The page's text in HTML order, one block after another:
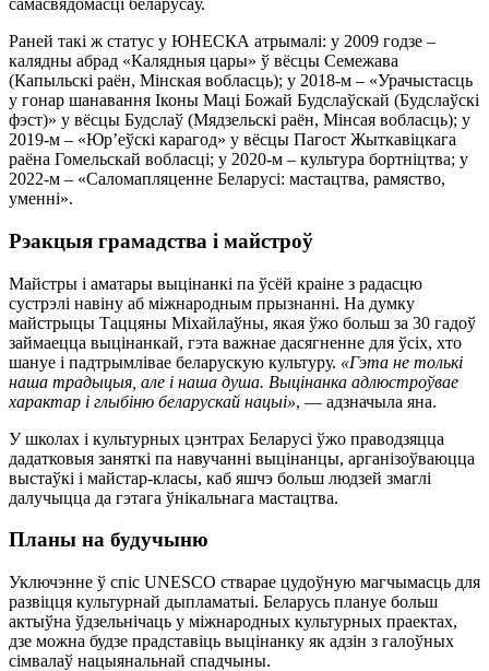
самасвядомасці беларусаў.
Раней такі ж статус у ЮНЕСКА атрымалі: у 2009 годзе –
калядны абрад «Калядныя цары» ў вёсцы Семежава
(Капыльскі раён, Мінская вобласць); у 2018-м – «Урачыстасць
у гонар шанавання Іконы Маці Божай Будслаўскай (Будслаўскі
фэст)» у вёсцы Будслаў (Мядзельскі раён, Мінсая вобласць); у
2019-м – «Юр’еўскі карагод» у вёсцы Пагост Жыткавіцкага
раёна Гомельскай вобласці; у 2020-м – культура бортніцтва; у
2022-м – «Саломапляценне Беларусі: мастацтва, рамяство,
уменні».
Рэакцыя грамадства і майстроў
Майстры і аматары выцінанкі па ўсёй краіне з радасцю
сустрэлі навіну аб міжнародным прызнанні. На думку
майстрыцы Таццяны Міхайлаўны, якая ўжо больш за 30 гадоў
займаецца выцінанкай, гэта важнае дасягненне для ўсіх, хто
шануе і падтрымлівае беларускую культуру. «Гэта не толькі
наша традыцыя, але і наша душа. Выцінанка адлюстроўвае
характар і глыбіню беларускай нацыі», — адзначыла яна.
У школах і культурных цэнтрах Беларусі ўжо праводзяцца
дадатковыя заняткі па навучанні выцінанцы, арганізоўваюцца
выстаўкі і майстар-класы, каб яшчэ больш людзей змаглі
далучыцца да гэтага ўнікальнага мастацтва.
Планы на будучыню
Уключэнне ў спіс UNESCO стварае цудоўную магчымасць для
развіцця культурнай дыпламатыі. Беларусь плануе больш
актыўна ўдзельнічаць у міжнародных культурных праектах,
дзе можна будзе прадставіць выцінанку як адзін з галоўных
сімвалаў нацыянальнай спадчыны.